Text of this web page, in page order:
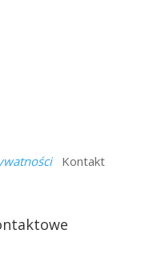
Kontakt